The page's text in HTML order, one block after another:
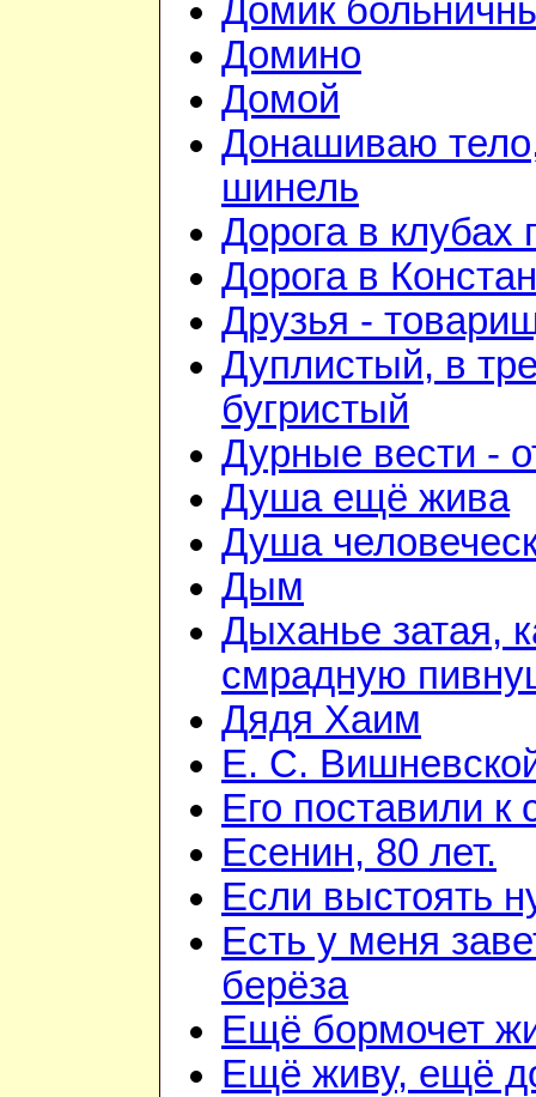
Домик
Домино
Домой
Донашиваю
шинель
Дорога в клубах
Дорога в
Друзья -
Дуплистый, в
бугристый
Дурные вести -
Душа ещё жива
Душа
Дым
Дыханье затая,
смрадную
Дядя Хаим
Е. С.
Его поставили к
Есенин, 80 лет.
Если выстоять
Есть у меня
берёза
Ещё бормочет
Ещё живу, ещё